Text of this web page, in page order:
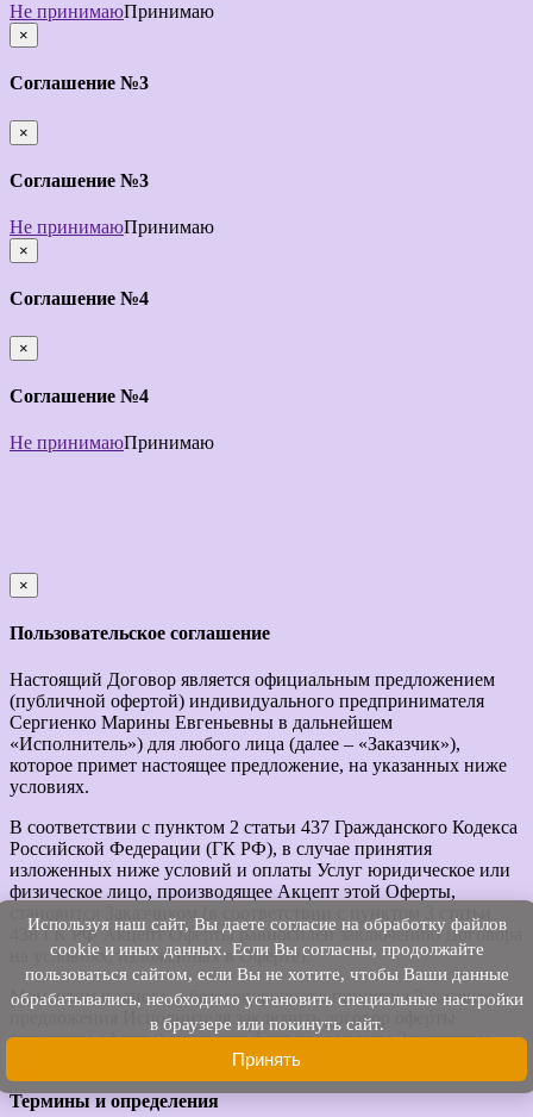
Используя наш cайт, Вы даете согласие на обработку файлов
cookie и иных данных. Если Вы согласны, продолжайте
пользоваться сайтом, если Вы не хотите, чтобы Ваши данные
обрабатывались, необходимо установить специальные настройки
в браузере или покинуть сайт.
Принять
Не принимаюПринимаю
×
закрыть
Соглашение №3
×
закрыть
Соглашение №3
Не принимаюПринимаю
×
закрыть
Соглашение №4
×
закрыть
Соглашение №4
Не принимаюПринимаю
×
закрыть
Пользовательское соглашение
Настоящий Договор является официальным предложением
(публичной офертой) индивидуального предпринимателя
Сергиенко Марины Евгеньевны в дальнейшем
«Исполнитель») для любого лица (далее – «Заказчик»),
которое примет настоящее предложение, на указанных ниже
условиях.
В соответствии с пунктом 2 статьи 437 Гражданского Кодекса
Российской Федерации (ГК РФ), в случае принятия
изложенных ниже условий и оплаты Услуг юридическое или
физическое лицо, производящее Акцепт этой Оферты,
438 ГК РФ Акцепт Оферты равносилен заключению Договора
на условиях, изложенных в Оферте).
Моментом полного и безоговорочного принятия Заказчиком
предложения Исполнителя заключить договор оферты
(акцептом оферты) считается факт предоплаты Заказчиком
Термины и определения